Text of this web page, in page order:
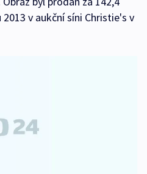
v aukční síni Christie's v